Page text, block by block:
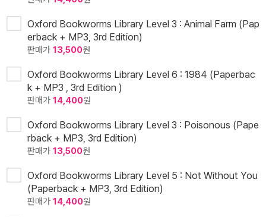
Oxford Bookworms Library Level 3 : Animal Farm (Pap
erback + MP3, 3rd Edition)
판매가 13,500원
Oxford Bookworms Library Level 6 : 1984 (Paperbac
k + MP3 , 3rd Edition )
판매가 14,400원
Oxford Bookworms Library Level 3 : Poisonous (Pape
rback + MP3, 3rd Edition)
판매가 13,500원
Oxford Bookworms Library Level 5 : Not Without You
(Paperback + MP3, 3rd Edition)
판매가 14,400원